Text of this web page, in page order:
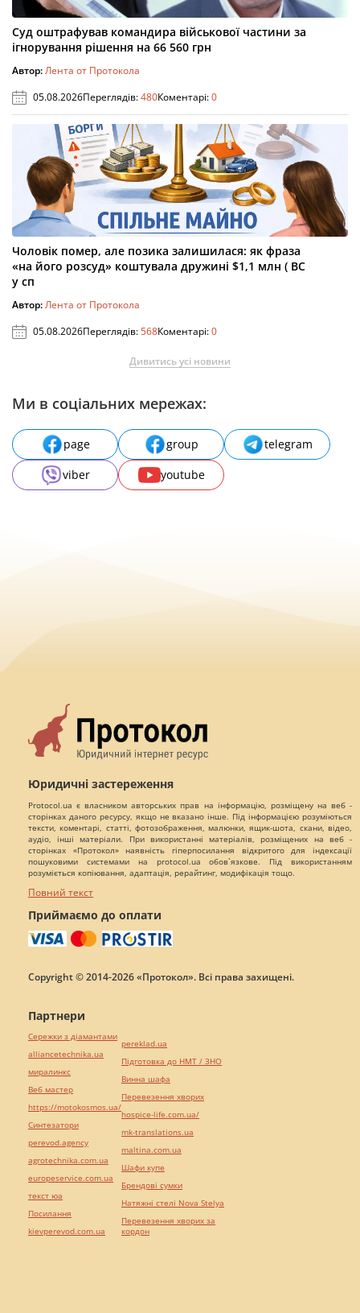
Суд оштрафував командира військової частини за
ігнорування рішення на 66 560 грн
Автор:Лента от Протокола
05.08.2026Переглядів:480Коментарі:0
Чоловік помер, але позика залишилася: як фраза
«на його розсуд» коштувала дружині $1,1 млн ( ВС
у сп
Автор:Лента от Протокола
05.08.2026Переглядів:568Коментарі:0
Дивитись усі новини
Ми в соціальних мережах:
page group
telegram
viber
youtube
Юридичні застереження
Protocol.ua є власником авторських прав на інформацію, розміщену на веб -
сторінках даного ресурсу, якщо не вказано інше. Під інформацією розуміються
тексти, коментарі, статті, фотозображення, малюнки, ящик-шота, скани, відео,
аудіо, інші матеріали. При використанні матеріалів, розміщених на веб -
сторінках «Протокол» наявність гіперпосилання відкритого для індексації
пошуковими системами на protocol.ua обов`язкове. Під використанням
розуміється копіювання, адаптація, рерайтинг, модифікація тощо.
Повний текст
Приймаємо до оплати
Copyright © 2014-2026 «Протокол». Всі права захищені.
Партнери
Сережки з діамантами
alliancetechnika.ua
миралинкс
Веб мастер
https://motokosmos.ua/
Синтезатори
perevod.agency
agrotechnika.com.ua
europeservice.com.ua
текст юа
Посилання
kievperevod.com.ua
pereklad.ua
Підготовка до НМТ / ЗНО
Винна шафа
Перевезення хворих
hospice-life.com.ua/
mk-translations.ua
maltina.com.ua
Шафи купе
Брендові сумки
Натяжні стелі Nova Stelya
Перевезення хворих за
кордон